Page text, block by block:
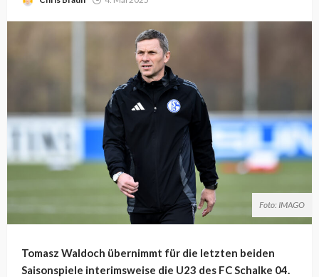
Foto: IMAGO
Tomasz Waldoch übernimmt für die letzten beiden
Saisonspiele interimsweise die U23 des FC Schalke 04.